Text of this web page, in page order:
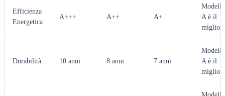
Efficienza
Energetica
A+++ A++ A+
Modello
A è il
migliore
Durabilità 10 anni 8 anni 7 anni
Modello
A è il
migliore